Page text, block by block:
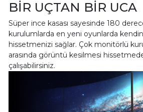
BİR UÇTAN BİR UCA
Süper ince kasası sayesinde 180
kurulumlarda en yeni oyunlarda
hissetmenizi sağlar. Çok monitörlü
arasında görüntü kesilmesi
çalışabilirsiniz.